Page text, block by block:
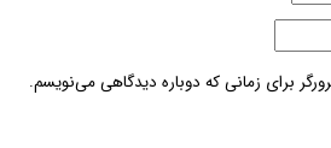
برای زمانی که دوباره دیدگاهی می‌نویسم.